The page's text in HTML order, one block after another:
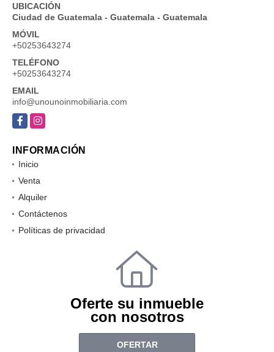
UBICACIÓN
Ciudad de Guatemala - Guatemala - Guatemala
MÓVIL
+50253643274
TELÉFONO
+50253643274
EMAIL
info@unounoinmobiliaria.com
FacebookInstagram
INFORMACIÓN
Inicio
Venta
Alquiler
Contáctenos
Políticas de privacidad
Oferte su inmueble
con nosotros
OFERTAR